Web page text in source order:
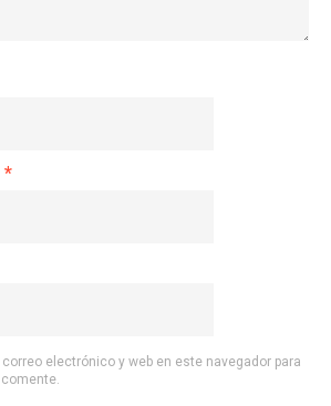
*
electrónico y web en este navegador para
comente.